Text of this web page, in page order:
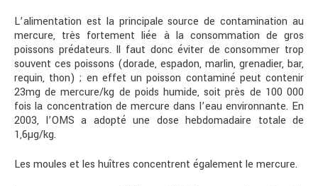
L’alimentation est la principale source de contamination au
mercure, très fortement liée à la consommation de gros
poissons prédateurs. Il faut donc éviter de consommer trop
souvent ces poissons (dorade, espadon, marlin, grenadier, bar,
requin, thon) ; en effet un poisson contaminé peut contenir
23mg de mercure/kg de poids humide, soit près de 100 000
fois la concentration de mercure dans l’eau environnante. En
2003, l’OMS a adopté une dose hebdomadaire totale de
1,6µg/kg.
Les moules et les huîtres concentrent également le mercure.